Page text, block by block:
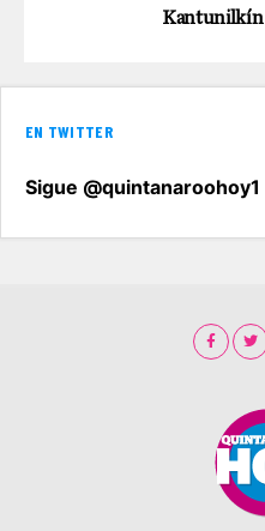
Kantunilkín
EN TWITTER
Sigue @quintanaroohoy1